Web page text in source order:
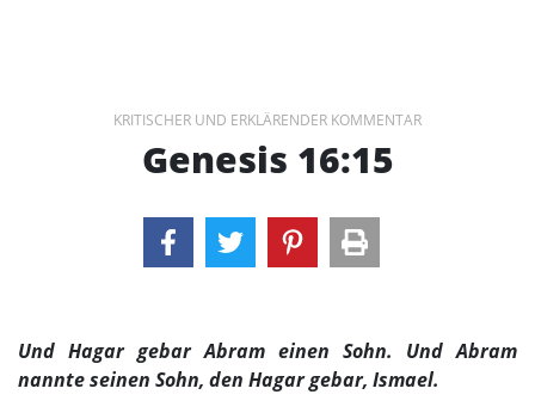
KRITISCHER UND ERKLÄRENDER KOMMENTAR
Genesis 16:15
Und Hagar gebar Abram einen Sohn. Und Abram
nannte seinen Sohn, den Hagar gebar, Ismael.